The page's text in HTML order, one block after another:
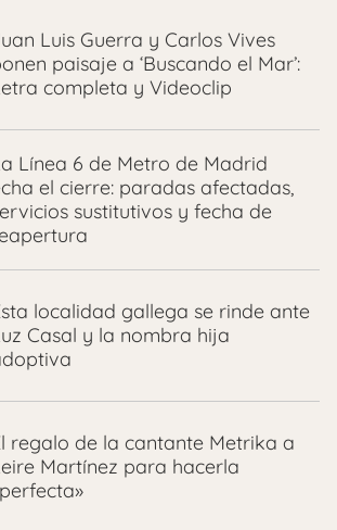
Luis Guerra y Carlos Vives
paisaje a ‘Buscando el Mar’:
completa y Videoclip
Línea 6 de Metro de Madrid
el cierre: paradas afectadas,
sustitutivos y fecha de
localidad gallega se rinde ante
Casal y la nombra hija
regalo de la cantante Metrika a
Martínez para hacerla